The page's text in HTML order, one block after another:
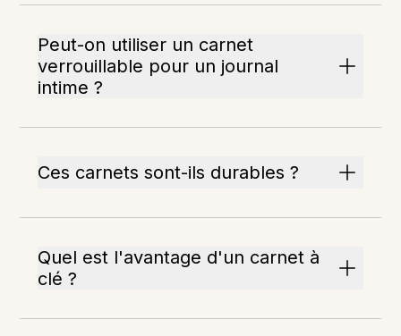
Peut-on utiliser un carnet
verrouillable pour un journal
intime ?
Ces carnets sont-ils durables ?
Quel est l'avantage d'un carnet à
clé ?